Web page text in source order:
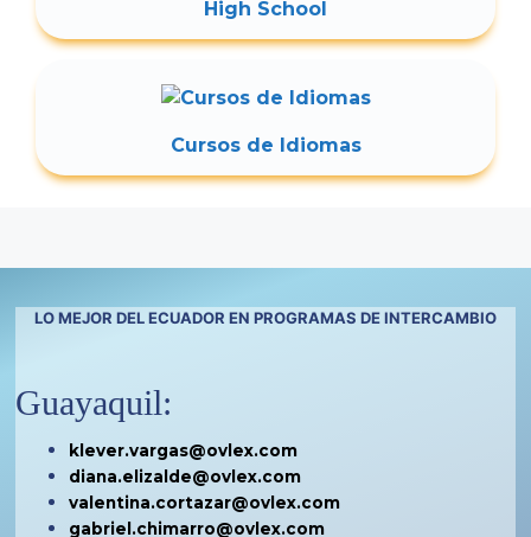
High School
Cursos de Idiomas
LO MEJOR DEL ECUADOR EN PROGRAMAS DE INTERCAMBIO
Guayaquil:
klever.vargas@ovlex.com
diana.elizalde@ovlex.com
valentina.cortazar@ovlex.com
gabriel.chimarro@ovlex.com